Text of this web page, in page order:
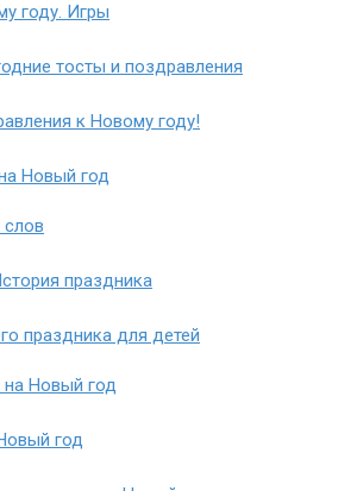
году. Игры
тосты и поздравления
к Новому году!
Новый год
праздника
праздника для детей
на Новый год
год